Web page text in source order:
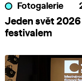
Fotogalerie
Jeden svět
festivalem